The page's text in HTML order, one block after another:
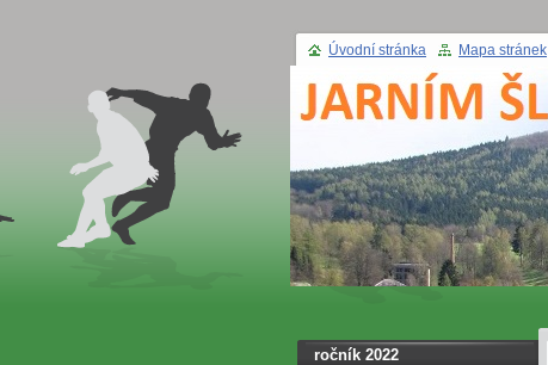
ročník 2022
Úvodní stránka Mapa stránek